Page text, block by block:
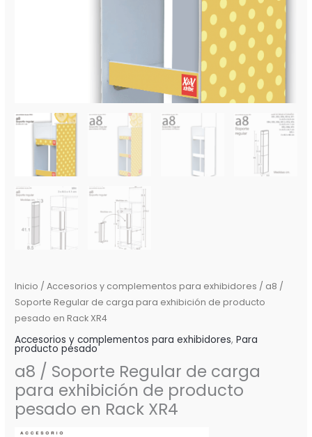
Inicio /Accesorios y complementos para exhibidores / a8 /
Soporte Regular de carga para exhibición de producto
pesado en Rack XR4
Accesorios y complementos para exhibidores,Para
producto pesado
a8 / Soporte Regular de carga
para exhibición de producto
pesado en Rack XR4